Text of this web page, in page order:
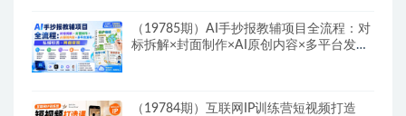
（19785期）AI手抄报教辅项目全流程：对
标拆解×封面制作×AI原创内容×多平台发布
（19784期）互联网IP训练营短视频打造